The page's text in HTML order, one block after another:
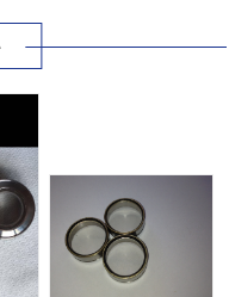
，工业探测设备等领域提